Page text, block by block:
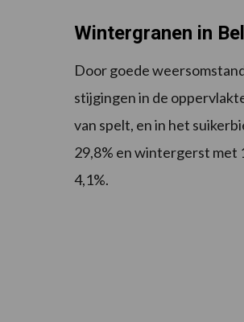
Wintergranen in
Door goede
stijgingen in de
van spelt, en in het
29,8% en wintergerst met
4,1%.